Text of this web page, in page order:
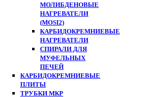
МОЛИБДЕНОВЫЕ
НАГРЕВАТЕЛИ
(MOSI2)
КАРБИДОКРЕМНИЕВЫЕ
НАГРЕВАТЕЛИ
СПИРАЛИ ДЛЯ
МУФЕЛЬНЫХ
ПЕЧЕЙ
КАРБИДОКРЕМНИЕВЫЕ
ПЛИТЫ
ТРУБКИ МКР